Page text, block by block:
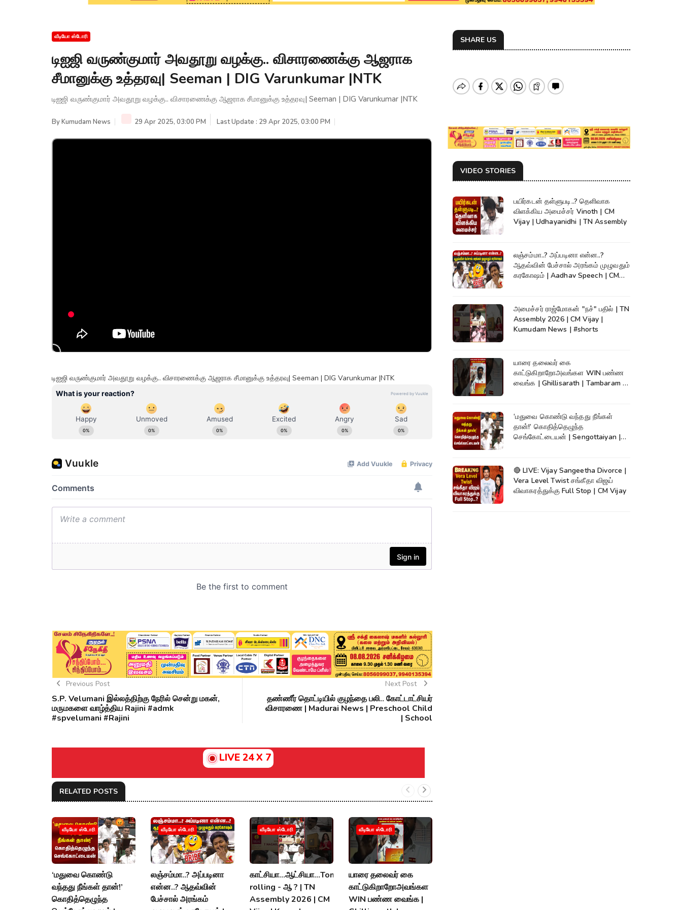
வீடியோ ஸ்டோரி
டிஐஜி வருண்குமார் அவதூறு வழக்கு.. விசாரணைக்கு ஆஜராக
சீமானுக்கு உத்தரவு| Seeman | DIG Varunkumar |NTK
டிஐஜி வருண்குமார் அவதூறு வழக்கு.. விசாரணைக்கு ஆஜராக சீமானுக்கு உத்தரவு| Seeman | DIG Varunkumar |NTK
ByKumudam News 29 Apr 2025, 03:00 PM Last Update : 29 Apr 2025, 03:00 PM
டிஐஜி வருண்குமார் அவதூறு வழக்கு.. விசாரணைக்கு ஆஜராக சீமானுக்கு உத்தரவு| Seeman | DIG Varunkumar |NTK
Previous Post
S.P. Velumani இல்லத்திற்கு நேரில் சென்று மகன்,
மருமகளை வாழ்த்திய Rajini #admk
#spvelumani #Rajini
Next Post
தண்ணீர் தொட்டியில் குழந்தை பலி.. கோட்டாட்சியர்
விசாரணை | Madurai News | Preschool Child
| School
LIVE 24 X 7
RELATED POSTS
வீடியோ ஸ்டோரி
‘மதுவை கொண்டு
வந்தது நீங்கள் தான்!’
கொதித்தெழுந்த
வீடியோ ஸ்டோரி
லஞ்சம்மா..? அப்படினா
என்ன..? ஆதவ்வின்
பேச்சால் அரங்கம்
வீடியோ ஸ்டோரி
காட்சியா...ஆட்சியா...Tongu
rolling - ஆ ? | TN
Assembly 2026 | CM
வீடியோ ஸ்டோரி
யாரை தலைவர் கை
காட்டுகிறாறோஅவங்கள
WIN பண்ண வைங்க |
SHARE US
VIDEO STORIES
பயிர்கடன் தள்ளுபடி..? தெளிவாக
விளக்கிய அமைச்சர் Vinoth | CM
Vijay | Udhayanidhi | TN Assembly
லஞ்சம்மா..? அப்படினா என்ன..?
ஆதவ்வின் பேச்சால் அரங்கம் முழுவதும்
கரகோஷம் | Aadhav Speech | CM
அமைச்சர் ராஜ்மோகன் "நச்" பதில் | TN
Assembly 2026 | CM Vijay |
Kumudam News | #shorts
யாரை தலைவர் கை
காட்டுகிறாறோஅவங்கள WIN பண்ண
வைங்க | Ghillisarath | Tambaram |
‘மதுவை கொண்டு வந்தது நீங்கள்
தான்!’ கொதித்தெழுந்த
செங்கோட்டையன் | Sengottaiyan |
🔴 LIVE: Vijay Sangeetha Divorce |
Vera Level Twist சங்கீதா விஜய்
விவாகரத்துக்கு Full Stop | CM Vijay